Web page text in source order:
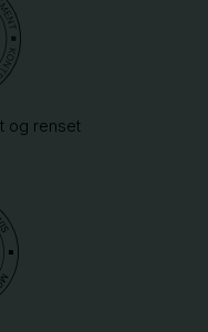
og renset